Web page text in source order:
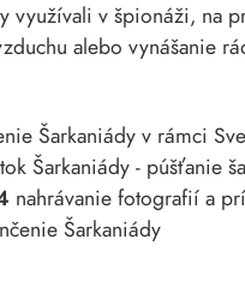
využívali v špionáži, na
alebo vynášanie
Šarkaniády v rámci
Šarkaniády - púšťanie
nahrávanie fotografií a
Šarkaniády